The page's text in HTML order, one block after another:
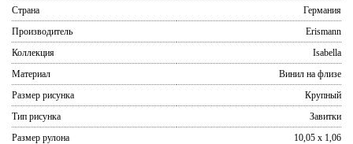
Страна
Германия
Производитель
Erismann
Коллекция
Isabella
Материал
Винил на флизе
Размер рисунка
Крупный
Тип рисунка
Завитки
Размер рулона
10,05 x 1,06